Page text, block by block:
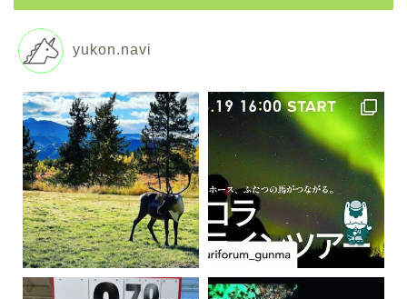
yukon.navi